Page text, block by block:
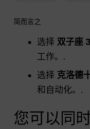
简而言之
选择 双子座
工作。.
选择 克洛德
和自动化。.
您可以同